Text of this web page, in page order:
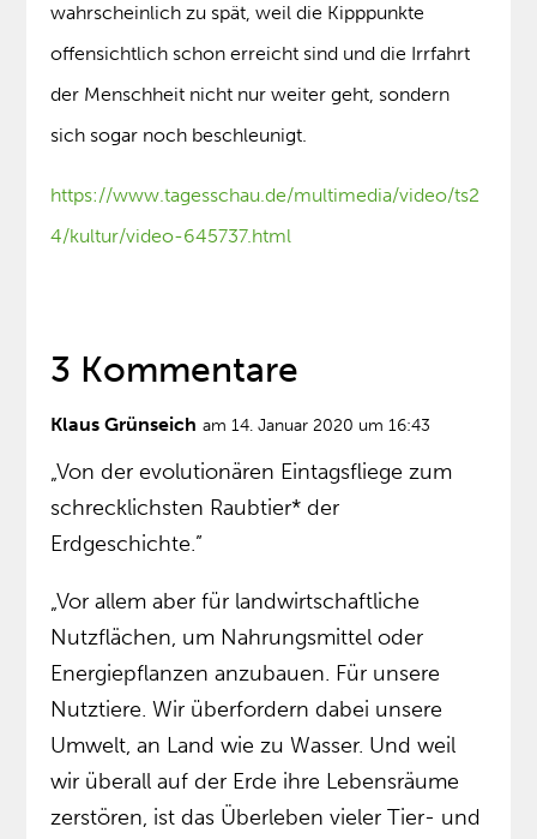
wahrscheinlich zu spät, weil die Kipppunkte
offensichtlich schon erreicht sind und die Irrfahrt
der Menschheit nicht nur weiter geht, sondern
sich sogar noch beschleunigt.
https://www.tagesschau.de/multimedia/video/ts2
4/kultur/video-645737.html
3 Kommentare
Klaus Grünseich am 14. Januar 2020 um 16:43
„Von der evolutionären Eintagsfliege zum
schrecklichsten Raubtier* der
Erdgeschichte.”
„Vor allem aber für landwirtschaftliche
Nutzflächen, um Nahrungsmittel oder
Energiepflanzen anzubauen. Für unsere
Nutztiere. Wir überfordern dabei unsere
Umwelt, an Land wie zu Wasser. Und weil
wir überall auf der Erde ihre Lebensräume
zerstören, ist das Überleben vieler Tier- und